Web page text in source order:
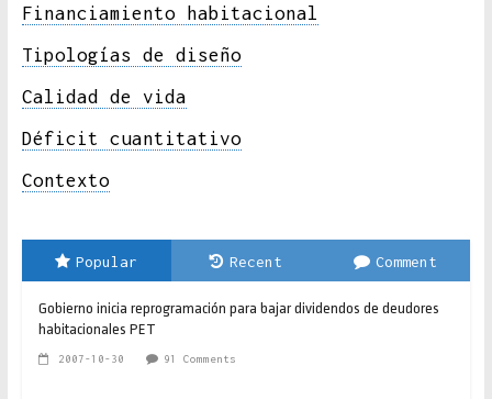
Financiamiento habitacional
Tipologías de diseño
Calidad de vida
Déficit cuantitativo
Contexto
Popular Recent Comment
Gobierno inicia reprogramación para bajar dividendos de deudores
habitacionales PET
2007-10-30 91 Comments